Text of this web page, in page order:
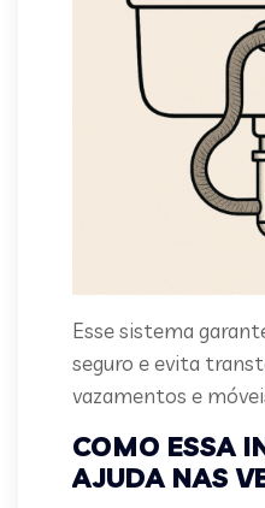
Esse sistema
seguro e evita
vazamentos e
COMO ESSA
AJUDA NAS